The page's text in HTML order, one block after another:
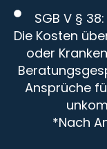
SGB V §
Die Kosten
oder
Ansprüche
*Nach